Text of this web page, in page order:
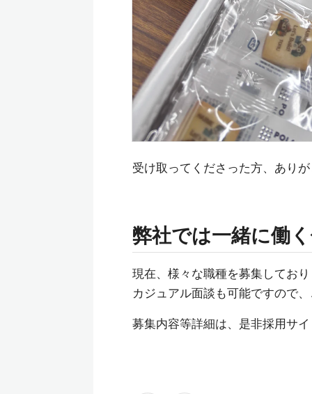
受け取ってくださった方、あり
弊社では一緒に働
現在、様々な職種を募集してお
カジュアル面談も可能ですので
募集内容等詳細は、是非採用サ